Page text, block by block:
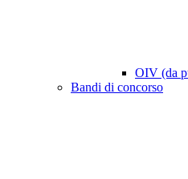
OIV (da
Bandi di concorso